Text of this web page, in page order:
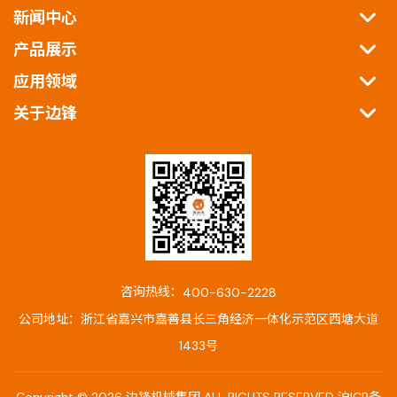
新闻中心
产品展示
应用领域
关于边锋
咨询热线： 400-630-2228
公司地址：浙江省嘉兴市嘉善县长三角经济一体化示范区西塘大道
1433号